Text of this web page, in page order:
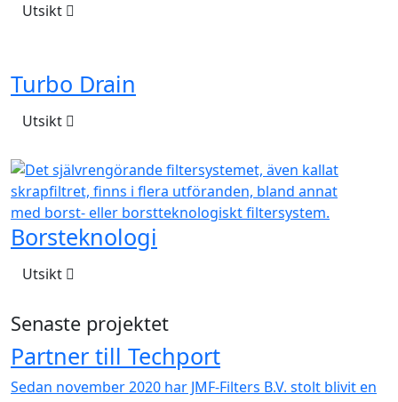
Utsikt
Turbo Drain
Utsikt
Borsteknologi
Utsikt
Senaste projektet
Partner till Techport
Sedan november 2020 har JMF-Filters B.V. stolt blivit en